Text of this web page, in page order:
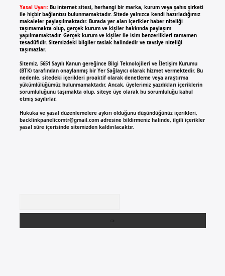
Yasal Uyarı: Bu internet sitesi, herhangi bir marka, kurum veya şahıs şirketi
ile hiçbir bağlantısı bulunmamaktadır. Sitede yalnızca kendi hazırladığımız
makaleler paylaşılmaktadır. Burada yer alan içerikler haber niteliği
taşımamakta olup, gerçek kurum ve kişiler hakkında paylaşım
yapılmamaktadır. Gerçek kurum ve kişiler ile isim benzerlikleri tamamen
tesadüfidir. Sitemizdeki bilgiler taslak halindedir ve tavsiye niteliği
taşımazlar.
Sitemiz, 5651 Sayılı Kanun gereğince Bilgi Teknolojileri ve İletişim Kurumu
(BTK) tarafından onaylanmış bir Yer Sağlayıcı olarak hizmet vermektedir. Bu
nedenle, sitedeki içerikleri proaktif olarak denetleme veya araştırma
yükümlülüğümüz bulunmamaktadır. Ancak, üyelerimiz yazdıkları içeriklerin
sorumluluğunu taşımakta olup, siteye üye olarak bu sorumluluğu kabul
etmiş sayılırlar.
Hukuka ve yasal düzenlemelere aykırı olduğunu düşündüğünüz içerikleri,
backlinkpanelicomtr@gmail.comadresine bildirmeniz halinde, ilgili içerikler
yasal süre içerisinde sitemizden kaldırılacaktır.